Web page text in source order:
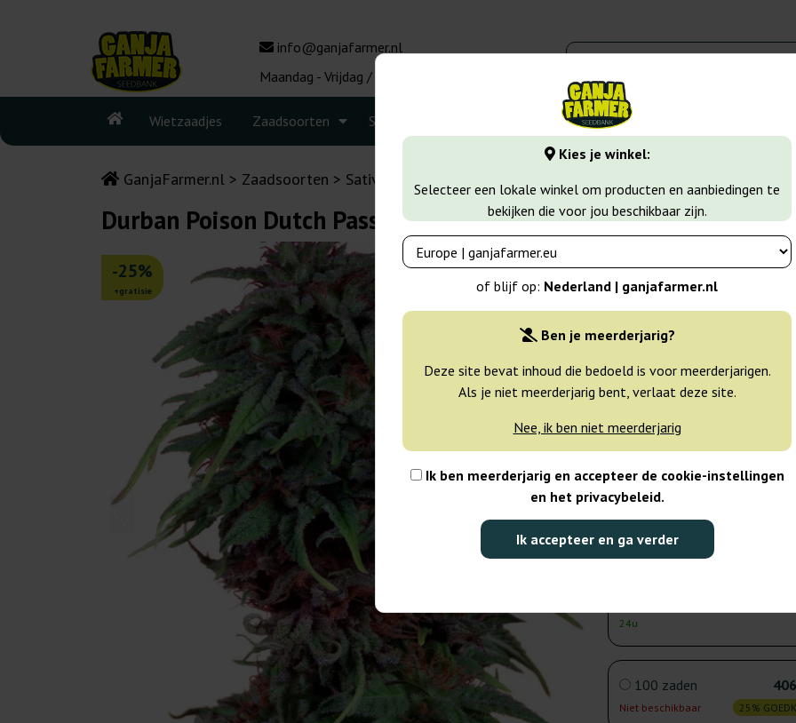
Kies je winkel:
Selecteer een lokale winkel om producten en aanbiedingen te
bekijken die voor jou beschikbaar zijn.
of blijf op: Nederland | ganjafarmer.nl
Ben je meerderjarig?
Deze site bevat inhoud die bedoeld is voor meerderjarigen.
Als je niet meerderjarig bent, verlaat deze site.
Nee, ik ben niet meerderjarig
Ik ben meerderjarig en accepteer de cookie-instellingen
en het privacybeleid.
Ik accepteer en ga verder
info@ganjafarmer.nl
Maandag - Vrijdag / 10:00 - 16:00
Wietzaadjes Zaadsoorten Seedbanks Meer
GanjaFarmer.nl Zaadsoorten Sativa zaden
Durban Poison Dutch Passion
-25%
+gratisie
Dutch Passion
3 zaden
Verzonden binnen
5 zaden
Verzonden binnen
24u
24u
100 zaden
Niet beschikbaar 25%